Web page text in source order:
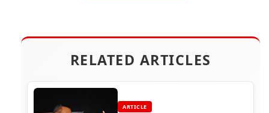
RELATED ARTICLES
ARTICLE